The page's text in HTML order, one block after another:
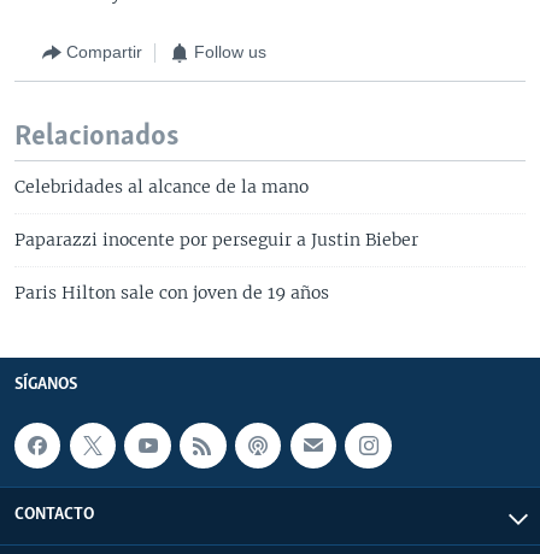
Compartir Follow us
Relacionados
Celebridades al alcance de la mano
Paparazzi inocente por perseguir a Justin Bieber
Paris Hilton sale con joven de 19 años
SÍGANOS
CONTACTO